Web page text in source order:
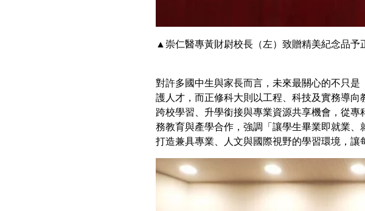
▲崇仁醫專黃財尉校長（左）致贈精美紀念品予
對許多國中生與家長而言，未來最關心的不只
護人才，而正修科大則以工程、科技及實務導
跨校學習、升學銜接與專業資源共享機會，從
務教育與產學合作，強調「讓學生畢業即就業
打造兼具專業、人文與國際視野的學習環境，讓